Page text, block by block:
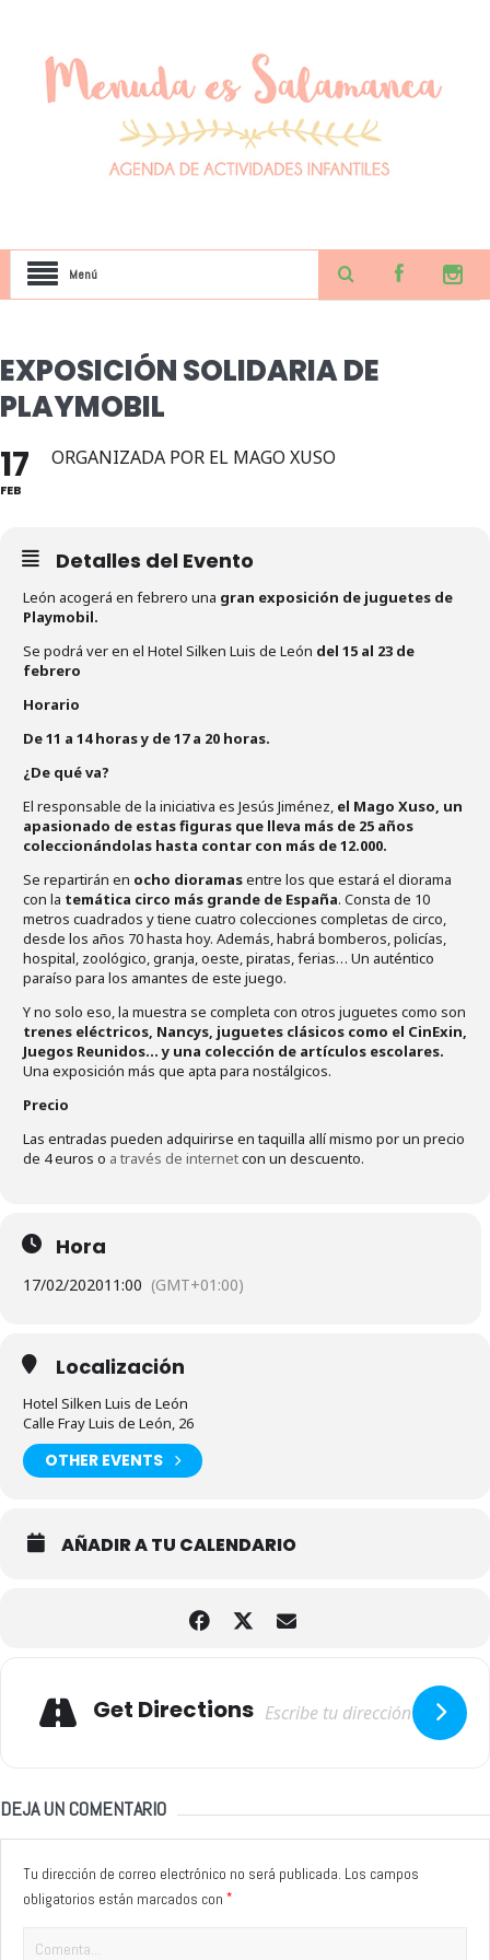
Menú
EXPOSICIÓN SOLIDARIA DE
PLAYMOBIL
17
FEB
ORGANIZADA POR EL MAGO XUSO
Detalles del Evento
León acogerá en febrero una gran exposición de juguetes de
Playmobil.
Se podrá ver en el Hotel Silken Luis de León del 15 al 23 de
febrero
Horario
De 11 a 14 horas y de 17 a 20 horas.
¿De qué va?
El responsable de la iniciativa es Jesús Jiménez, el Mago Xuso, un
apasionado de estas figuras que lleva más de 25 años
coleccionándolas hasta contar con más de 12.000.
Se repartirán en ocho dioramasentre los que estará el diorama
con la temática circo más grande de España. Consta de 10
metros cuadrados y tiene cuatro colecciones completas de circo,
desde los años 70 hasta hoy. Además, habrá bomberos, policías,
hospital, zoológico, granja, oeste, piratas, ferias… Un auténtico
paraíso para los amantes de este juego.
Y no solo eso, la muestra se completa con otros juguetes como son
trenes eléctricos, Nancys, juguetes clásicos como el CinExin,
Juegos Reunidos… y una colección de artículos escolares.
Una exposición más que apta para nostálgicos.
Precio
Las entradas pueden adquirirse en taquilla allí mismo por un precio
de 4 euros o a través de internetcon un descuento.
Hora
17/02/202011:00 (GMT+01:00)
Localización
Hotel Silken Luis de León
Calle Fray Luis de León, 26
OTHER EVENTS
AÑADIR A TU CALENDARIO
Get Directions
DEJA UN COMENTARIO
Tu dirección de correo electrónico no será publicada. Los campos
obligatorios están marcados con *